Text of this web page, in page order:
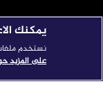
يمكنك
نستخدم
على المزيد